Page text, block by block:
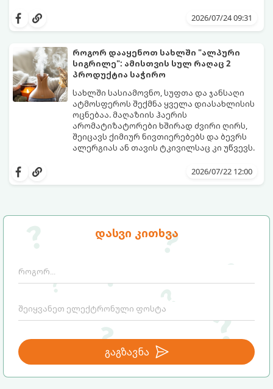
დასვი კითხვა
გაგზავნა
ეფექტური, ბიუჯეტური და აპრობირებული
ლაქების ამოყვანასა და პირვანდელი
სიახლის დაბრუნებას.
2026/07/24 09:31
როგორ დააყენოთ სახლში "ალპური
სიგრილე": ამისთვის სულ რაღაც 2
პროდუქტია საჭირო
სახლში სასიამოვნო, სუფთა და ჯანსაღი
ატმოსფეროს შექმნა ყველა დიასახლისის
ოცნებაა. მაღაზიის ჰაერის
არომატიზატორები ხშირად ძვირი ღირს,
შეიცავს ქიმიურ ნივთიერებებს და ბევრს
ალერგიას ან თავის ტკივილსაც კი უწვევს.
სიგრილისა“ და სიახლის ეფექტის მიღწევა
ინგრედიენტი დაგჭირდებათ, რომლებიც
2026/07/22 12:00